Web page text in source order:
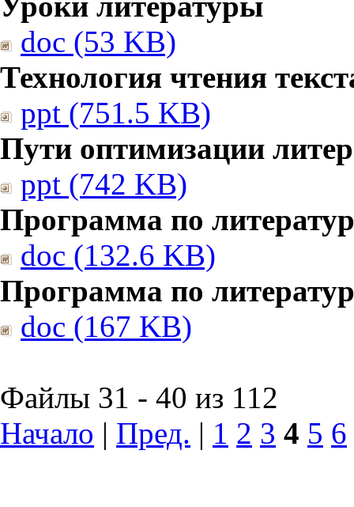
doc (53 KB)
Технология чтения
ppt (751.5 KB)
Пути оптимизации
ppt (742 KB)
Программа по
doc (132.6 KB)
Программа по
doc (167 KB)
Файлы 31 - 40 из 112
Начало | Пред. | 1 2 3 4 5 6